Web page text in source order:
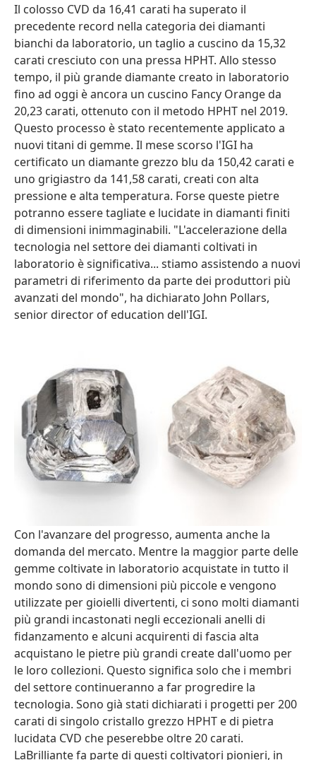
Il colosso CVD da 16,41 carati ha superato il
precedente record nella categoria dei diamanti
bianchi da laboratorio, un taglio a cuscino da 15,32
carati cresciuto con una pressa HPHT. Allo stesso
tempo, il più grande diamante creato in laboratorio
fino ad oggi è ancora un cuscino Fancy Orange da
20,23 carati, ottenuto con il metodo HPHT nel 2019.
Questo processo è stato recentemente applicato a
nuovi titani di gemme. Il mese scorso l'IGI ha
certificato un diamante grezzo blu da 150,42 carati e
uno grigiastro da 141,58 carati, creati con alta
pressione e alta temperatura. Forse queste pietre
potranno essere tagliate e lucidate in diamanti finiti
di dimensioni inimmaginabili. "L'accelerazione della
tecnologia nel settore dei diamanti coltivati in
laboratorio è significativa... stiamo assistendo a nuovi
parametri di riferimento da parte dei produttori più
avanzati del mondo", ha dichiarato John Pollars,
senior director of education dell'IGI.
Con l'avanzare del progresso, aumenta anche la
domanda del mercato. Mentre la maggior parte delle
gemme coltivate in laboratorio acquistate in tutto il
mondo sono di dimensioni più piccole e vengono
utilizzate per gioielli divertenti, ci sono molti diamanti
più grandi incastonati negli eccezionali anelli di
fidanzamento e alcuni acquirenti di fascia alta
acquistano le pietre più grandi create dall'uomo per
le loro collezioni. Questo significa solo che i membri
del settore continueranno a far progredire la
tecnologia. Sono già stati dichiarati i progetti per 200
carati di singolo cristallo grezzo HPHT e di pietra
lucidata CVD che peserebbe oltre 20 carati.
LaBrilliante fa parte di questi coltivatori pionieri, in